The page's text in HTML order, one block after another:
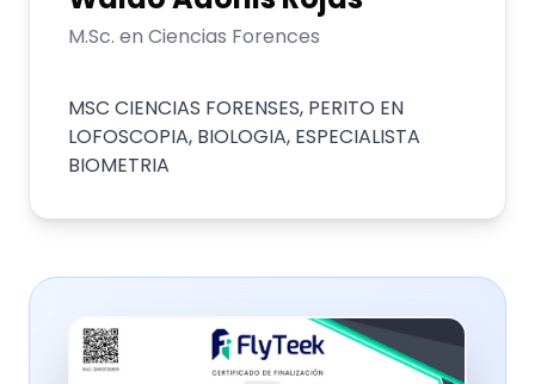
M.Sc. en Ciencias Forences
MSC CIENCIAS FORENSES, PERITO EN
LOFOSCOPIA, BIOLOGIA, ESPECIALISTA
BIOMETRIA